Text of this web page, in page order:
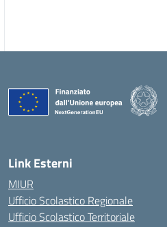
Link Esterni
MIUR
Ufficio Scolastico Regionale
Ufficio Scolastico Territoriale